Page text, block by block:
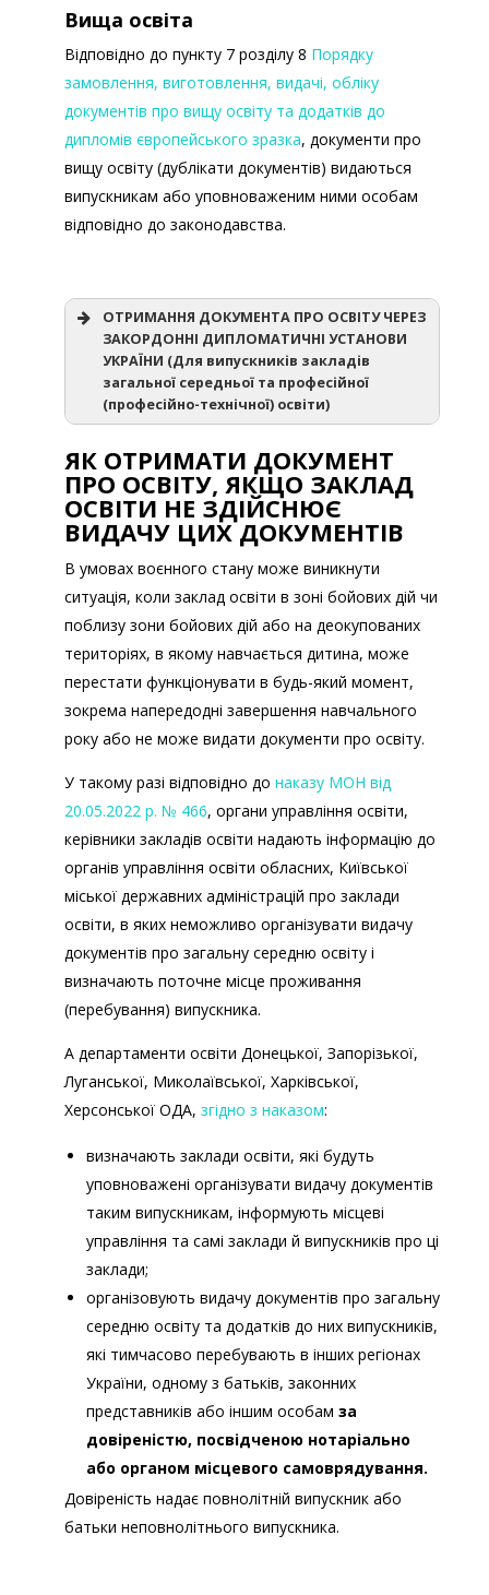
Вища освіта
Відповідно до пункту 7 розділу 8 Порядку
замовлення, виготовлення, видачі, обліку
документів про вищу освіту та додатків до
дипломів європейського зразка, документи про
вищу освіту (дублікати документів) видаються
випускникам або уповноваженим ними особам
відповідно до законодавства.
ОТРИМАННЯ ДОКУМЕНТА ПРО ОСВІТУ ЧЕРЕЗ
ЗАКОРДОННІ ДИПЛОМАТИЧНІ УСТАНОВИ
УКРАЇНИ (Для випускників закладів
загальної середньої та професійної
(професійно-технічної) освіти)
Порядок міжвідомчої взаємодії з
питань вручення здобувачам освіти, які
перебувають за межами України, документів
про базову середню, повну загальну середню
та професійну (професійно-технічну) освіту,
виданих в умовах воєнного стану в Україні
Порядку
Порядку
додатку 1 Порядку
ЯК ОТРИМАТИ ДОКУМЕНТ
ПРО ОСВІТУ, ЯКЩО ЗАКЛАД
ОСВІТИ НЕ ЗДІЙСНЮЄ
ВИДАЧУ ЦИХ ДОКУМЕНТІВ
В умовах воєнного стану може виникнути
ситуація, коли заклад освіти в зоні бойових дій чи
поблизу зони бойових дій або на деокупованих
територіях, в якому навчається дитина, може
перестати функціонувати в будь-який момент,
зокрема напередодні завершення навчального
року або не може видати документи про освіту.
У такому разі відповідно до наказу МОН від
20.05.2022 р. № 466, органи управління освіти,
керівники закладів освіти надають інформацію до
органів управління освіти обласних, Київської
міської державних адміністрацій про заклади
освіти, в яких неможливо організувати видачу
документів про загальну середню освіту і
визначають поточне місце проживання
(перебування) випускника.
А департаменти освіти Донецької, Запорізької,
Луганської, Миколаївської, Харківської,
Херсонської ОДА, згідно з наказом:
визначають заклади освіти, які будуть
уповноважені організувати видачу документів
таким випускникам, інформують місцеві
управління та самі заклади й випускників про ці
заклади;
організовують видачу документів про загальну
середню освіту та додатків до них випускників,
які тимчасово перебувають в інших регіонах
України, одному з батьків, законних
представників або іншим особам за
довіреністю, посвідченою нотаріально
або органом місцевого самоврядування.
Довіреність надає повнолітній випускник або
батьки неповнолітнього випускника.